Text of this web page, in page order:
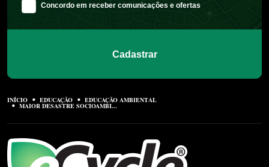
Concordo em receber comunicações e ofertas
Cadastrar
INÍCIO EDUCAÇÃO EDUCAÇÃO AMBIENTAL
MAIOR DESASTRE SOCIOAMBI...